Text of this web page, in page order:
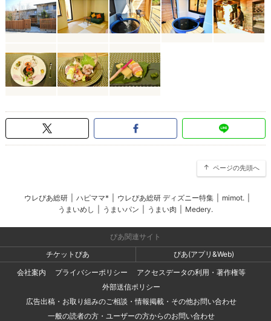
ページの先頭へ
ウレぴあ総研 ハピママ* ウレぴあ総研 ディズニー特集 mimot.
うまいめし
うまいパン うまい肉 Medery.
ぴあ関連サイト
チケットぴあ
ぴあ(アプリ&Web)
会社案内
プライバシーポリシー
アクセスデータの利用・著作権等
外部送信ポリシー
広告出稿・お取り組みのご相談・情報掲載・その他お問い合わせ
一般の読者の方・ユーザーの方からのお問い合わせ